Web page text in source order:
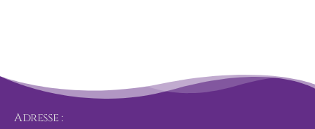
Adresse :